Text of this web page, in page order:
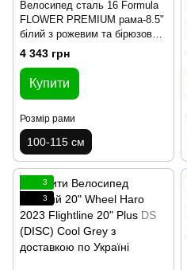
Велосипед сталь 16 Formula
FLOWER PREMIUM рама-8.5"
білий з рожевим та бірюзовим
з багажником для ля
4 343 грн
Купити
Розмір рами
100-115 см
3
3